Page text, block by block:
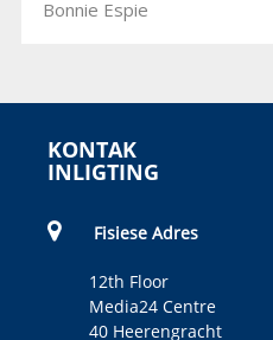
Bonnie Espie
KONTAK
INLIGTING
Fisiese Adres
12th Floor
Media24 Centre
40 Heerengracht